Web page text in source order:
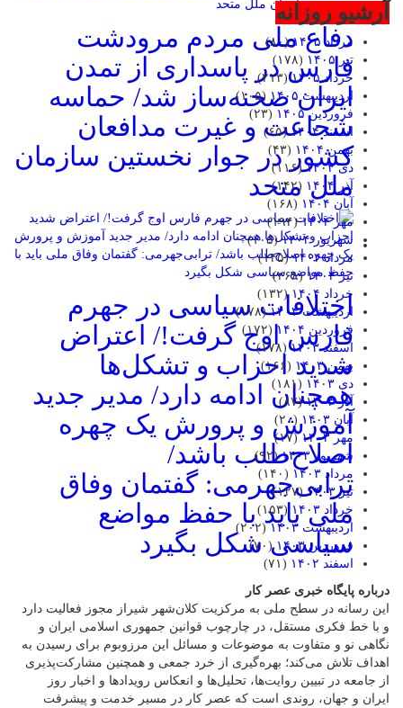
دفاع ملی مردم مرودشت
فارس در پاسداری از تمدن
ایران صحنه‌ساز شد/ حماسه
شجاعت و غیرت مدافعان
کشور در جوار نخستین سازمان
ملل متحد
اختلافات سیاسی در جهرم
فارس اوج گرفت!/ اعتراض
شدید احزاب و تشکل‌ها
همچنان ادامه دارد/ مدیر جدید
آموزش و پرورش یک چهره
اصلاح‌طلب باشد/
ترابی‌جهرمی: گفتمان وفاق
ملی باید با حفظ مواضع
سیاسی شکل بگیرد
آرشیو روزانه
مرداد ۱۴۰۵
(۸۰)
تیر ۱۴۰۵
(۱۷۸)
خرداد ۱۴۰۵
(۲۱۳)
اردیبهشت ۱۴۰۵
(۱۰۵)
فروردین ۱۴۰۵
(۲۳)
اسفند ۱۴۰۴
(۶۵)
بهمن ۱۴۰۴
(۴۳)
دی ۱۴۰۴
(۱۱۶)
آذر ۱۴۰۴
(۱۴۲)
آبان ۱۴۰۴
(۱۶۸)
مهر ۱۴۰۴
(۱۹۴)
شهریور ۱۴۰۴
(۱۰۵)
مرداد ۱۴۰۴
(۱۴۵)
تیر ۱۴۰۴
(۲۶۸)
خرداد ۱۴۰۴
(۱۳۲)
اردیبهشت ۱۴۰۴
(۱۷۸)
فروردین ۱۴۰۴
(۱۷۲)
اسفند ۱۴۰۳
(۱۷۸)
بهمن ۱۴۰۳
(۱۶۶)
دی ۱۴۰۳
(۱۸۱)
آذر ۱۴۰۳
(۸۷)
آبان ۱۴۰۳
(۲۰)
مهر ۱۴۰۳
(۱۷)
شهریور ۱۴۰۳
(۹۲)
مرداد ۱۴۰۳
(۱۴۰)
تیر ۱۴۰۳
(۱۲۷)
خرداد ۱۴۰۳
(۱۵۳)
اردیبهشت ۱۴۰۳
(۲۰۲)
فروردین ۱۴۰۳
(۷۰)
اسفند ۱۴۰۲
(۷۱)
درباره پایگاه خبری عصر کار
این رسانه در سطح ملی به مرکزیت کلان‌شهر شیراز مجوز فعالیت دارد
و با خط فکری مستقل، در چارچوب قوانین جمهوری اسلامی ایران و
نگاهی نو و متفاوت به موضوعات ‌و مسائل این مرزوبوم برای رسیدن به
اهداف تلاش می‌کند؛ بهره‌گیری از خرد جمعی و همچنین مشارکت‌پذیری
از جامعه در تبیین روایت‌ها، تحلیل‌ها و انعکاس رویدادها و اخبار روز
ایران و جهان، روندی است که عصر کار در مسیر خدمت و پیشرفت